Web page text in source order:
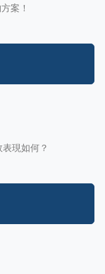
案！
現如何？